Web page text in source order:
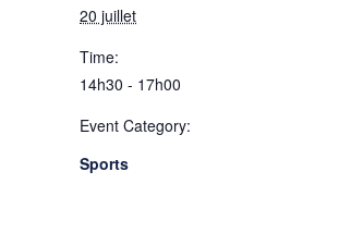
20 juillet
Time:
14h30 - 17h00
Event Category:
Sports